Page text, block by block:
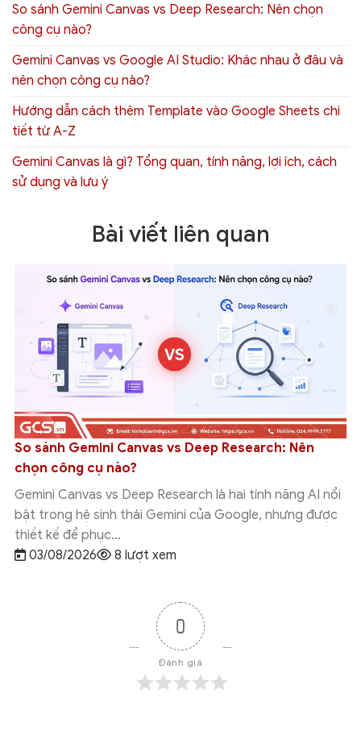
So sánh Gemini Canvas vs Deep Research: Nên chọn
công cụ nào?
Gemini Canvas vs Google AI Studio: Khác nhau ở đâu và
nên chọn công cụ nào?
Hướng dẫn cách thêm Template vào Google Sheets chi
tiết từ A-Z
Gemini Canvas là gì? Tổng quan, tính năng, lợi ích, cách
sử dụng và lưu ý
Bài viết liên quan
So sánh Gemini Canvas vs Deep Research: Nên
chọn công cụ nào?
Gemini Canvas vs Deep Research là hai tính năng AI nổi
bật trong hệ sinh thái Gemini của Google, nhưng được
thiết kế để phục...
03/08/2026
8 lượt xem
0
Đánh giá